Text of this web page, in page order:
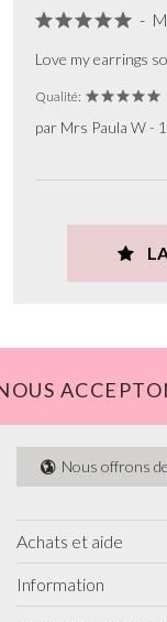
-
Love my earrings
Qualité:
par Mrs Paula W -
Nous offrons
Achats et aide
Information